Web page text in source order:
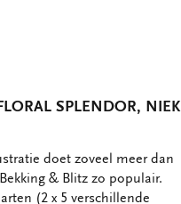
SPLENDOR, NIEK
doet zoveel meer dan
& Blitz zo populair.
(2 x 5 verschillende